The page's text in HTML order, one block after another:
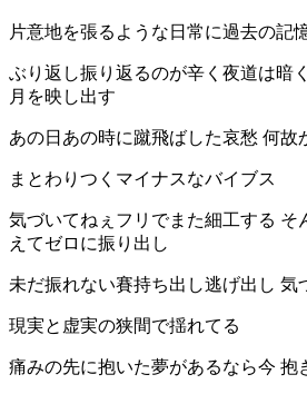
片意地を張るような日常に過去の記
ぶり返し振り返るのが辛く夜道は暗
月を映し出す
あの日あの時に蹴飛ばした哀愁 何故
まとわりつくマイナスなバイブス
気づいてねぇフリでまた細工する そ
えてゼロに振り出し
未だ振れない賽持ち出し逃げ出し 気
現実と虚実の狭間で揺れてる
痛みの先に抱いた夢があるなら今 抱